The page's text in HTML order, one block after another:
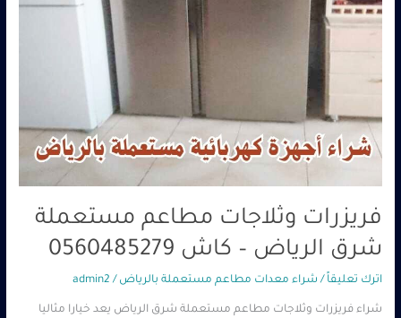
فريزرات وثلاجات مطاعم مستعملة
شرق الرياض – كاش 0560485279
اترك تعليقاً / شراء معدات مطاعم مستعملة بالرياض /
admin2
شراء فريزرات وثلاجات مطاعم مستعملة شرق الرياض يعد خيارا مثاليا